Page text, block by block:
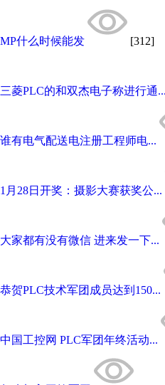
MP什么时候能发 [312]
三菱PLC的和双杰电子称进行通...
谁有电气配送电注册工程师电...
1月28日开奖：摄影大赛获奖公...
大家都有没有微信 进来发一下...
恭贺PLC技术军团成员达到150...
中国工控网 PLC军团年终活动...